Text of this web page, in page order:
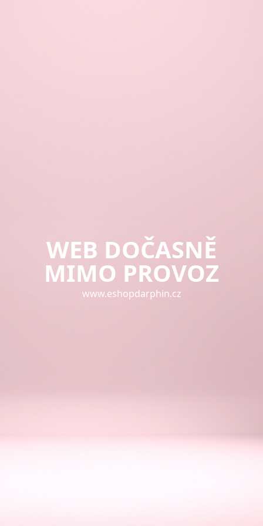
WEB DOČASNĚ
MIMO PROVOZ
www.eshopdarphin.cz